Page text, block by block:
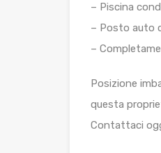
– Piscina
– Posto auto
–
Posizione
questa
Contattaci